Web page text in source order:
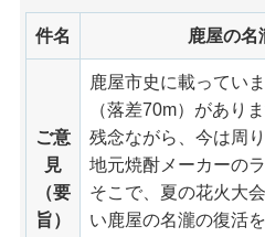
件名 鹿屋の名
ご意
見
（要
旨）
鹿屋市史に載ってい
（落差70m）がありま
残念ながら、今は周
地元焼酎メーカーの
そこで、夏の花火大
い鹿屋の名瀧の復活